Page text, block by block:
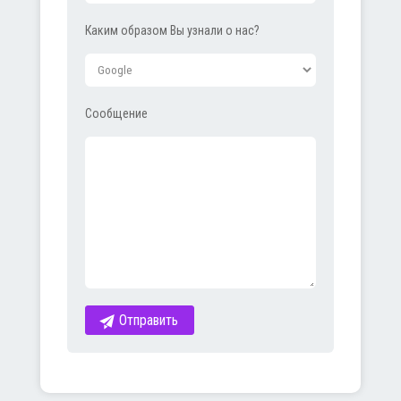
Каким образом Вы узнали о нас?
Сообщение